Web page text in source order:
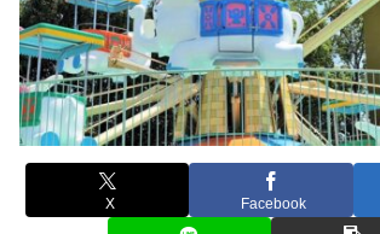
X Facebook